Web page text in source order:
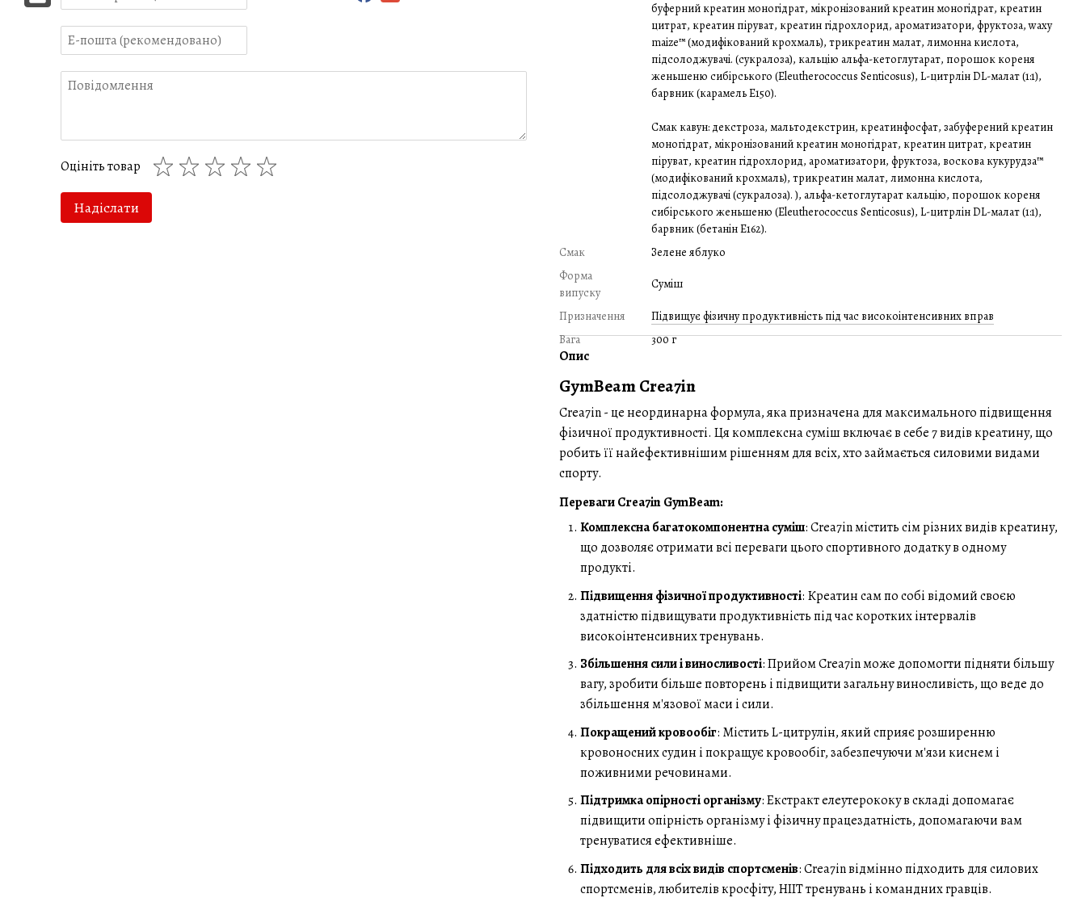
Оцініть товар
Надіслати
буферний креатин моногідрат, мікронізований креатин моногідрат, креатин
цитрат, креатин піруват, креатин гідрохлорид, ароматизатори, фруктоза, waxy
maize™ (модифікований крохмаль), трикреатин малат, лимонна кислота,
підсолоджувачі. (сукралоза), кальцію альфа-кетоглутарат, порошок кореня
женьшеню сибірського (Eleutherococcus Senticosus), L-цитрлін DL-малат (1:1),
барвник (карамель E150).
Смак кавун: декстроза, мальтодекстрин, креатинфосфат, забуферений креатин
моногідрат, мікронізований креатин моногідрат, креатин цитрат, креатин
піруват, креатин гідрохлорид, ароматизатори, фруктоза, воскова кукурудза™
(модифікований крохмаль), трикреатин малат, лимонна кислота,
підсолоджувачі (сукралоза). ), альфа-кетоглутарат кальцію, порошок кореня
сибірського женьшеню (Eleutherococcus Senticosus), L-цитрлін DL-малат (1:1),
барвник (бетанін Е162).
Смак
Зелене яблуко
Форма
випуску
Суміш
Призначення
Підвищує фізичну продуктивність під час високоінтенсивних вправ
Вага
300 г
Опис
GymBeam Crea7in
Crea7in - це неординарна формула, яка призначена для максимального підвищення
фізичної продуктивності. Ця комплексна суміш включає в себе 7 видів креатину, що
робить її найефективнішим рішенням для всіх, хто займається силовими видами
спорту.
Переваги Crea7in GymBeam:
Комплексна багатокомпонентна суміш: Crea7in містить сім різних видів креатину,
що дозволяє отримати всі переваги цього спортивного додатку в одному
продукті.
Підвищення фізичної продуктивності: Креатин сам по собі відомий своєю
здатністю підвищувати продуктивність під час коротких інтервалів
високоінтенсивних тренувань.
Збільшення сили і виносливості: Прийом Crea7in може допомогти підняти більшу
вагу, зробити більше повторень і підвищити загальну виносливість, що веде до
збільшення м'язової маси і сили.
Покращений кровообіг: Містить L-цитрулін, який сприяє розширенню
кровоносних судин і покращує кровообіг, забезпечуючи м'язи киснем і
поживними речовинами.
Підтримка опірності організму: Екстракт елеутерококу в складі допомагає
підвищити опірність організму і фізичну працездатність, допомагаючи вам
тренуватися ефективніше.
Підходить для всіх видів спортсменів: Crea7in відмінно підходить для силових
спортсменів, любителів кросфіту, HIIT тренувань і командних гравців.